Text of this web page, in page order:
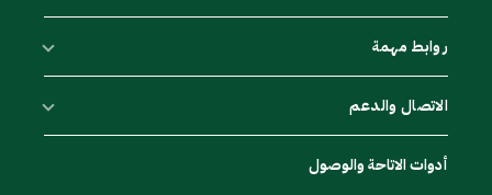
روابط مهمة
الاتصال والدعم
أدوات الاتاحة والوصول